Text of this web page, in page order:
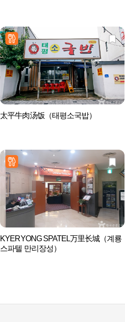
太平牛肉汤饭（태평소국밥）
KYERYONG SPATEL万里长城（계룡
스파텔 만리장성）